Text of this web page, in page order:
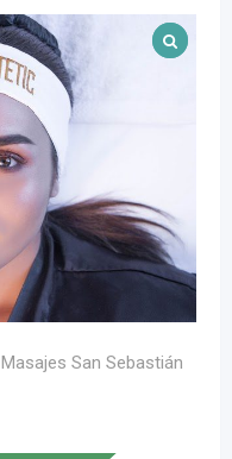
Masajes San Sebastián